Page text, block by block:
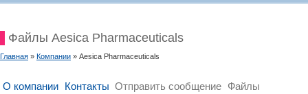
Файлы Aesica Pharmaceuticals
Главная » Компании » Aesica Pharmaceuticals
О компании Контакты Отправить сообщение Файлы